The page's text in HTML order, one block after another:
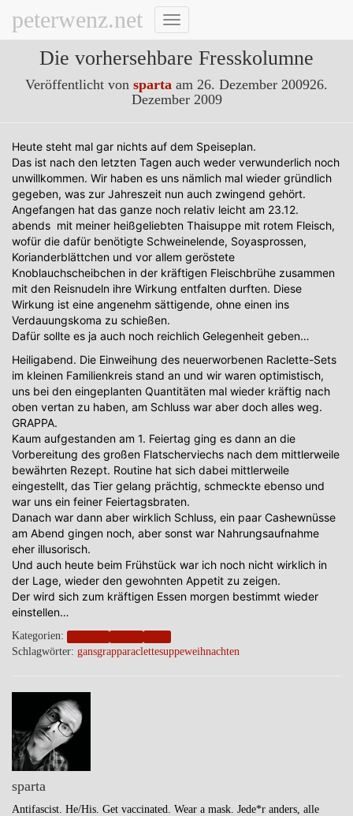
peterwenz.net
Navigation
Die vorhersehbare Fresskolumne
Veröffentlicht von sparta am 26. Dezember 200926.
Dezember 2009
Heute steht mal gar nichts auf dem Speiseplan.
Das ist nach den letzten Tagen auch weder verwunderlich noch
unwillkommen. Wir haben es uns nämlich mal wieder gründlich
gegeben, was zur Jahreszeit nun auch zwingend gehört.
Angefangen hat das ganze noch relativ leicht am 23.12.
abends mit meiner heißgeliebten Thaisuppe mit rotem Fleisch,
wofür die dafür benötigte Schweinelende, Soyasprossen,
Korianderblättchen und vor allem geröstete
Knoblauchscheibchen in der kräftigen Fleischbrühe zusammen
mit den Reisnudeln ihre Wirkung entfalten durften. Diese
Wirkung ist eine angenehm sättigende, ohne einen ins
Verdauungskoma zu schießen.
Dafür sollte es ja auch noch reichlich Gelegenheit geben…
Heiligabend. Die Einweihung des neuerworbenen Raclette-Sets
im kleinen Familienkreis stand an und wir waren optimistisch,
uns bei den eingeplanten Quantitäten mal wieder kräftig nach
oben vertan zu haben, am Schluss war aber doch alles weg.
GRAPPA.
Kaum aufgestanden am 1. Feiertag ging es dann an die
Vorbereitung des großen Flatscherviechs nach dem mittlerweile
bewährten Rezept. Routine hat sich dabei mittlerweile
eingestellt, das Tier gelang prächtig, schmeckte ebenso und
war uns ein feiner Feiertagsbraten.
Danach war dann aber wirklich Schluss, ein paar Cashewnüsse
am Abend gingen noch, aber sonst war Nahrungsaufnahme
eher illusorisch.
Und auch heute beim Frühstück war ich noch nicht wirklich in
der Lage, wieder den gewohnten Appetit zu zeigen.
Der wird sich zum kräftigen Essen morgen bestimmt wieder
einstellen…
Kategorien:
Schlagwörter: gansgrapparaclettesuppeweihnachten
sparta
Antifascist. He/His. Get vaccinated. Wear a mask. Jede*r anders, alle